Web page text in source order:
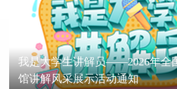
我是大学生讲解员——2026年全
馆讲解风采展示活动通知